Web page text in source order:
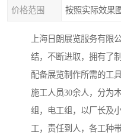
价格范围 按照实际效果
上海日朗展览服务有限
结，不断进取，拥有了
配备展览制作所需的工
施工人员30余人，分为
组，电工组，以厂长及
工，责任到人，各工种